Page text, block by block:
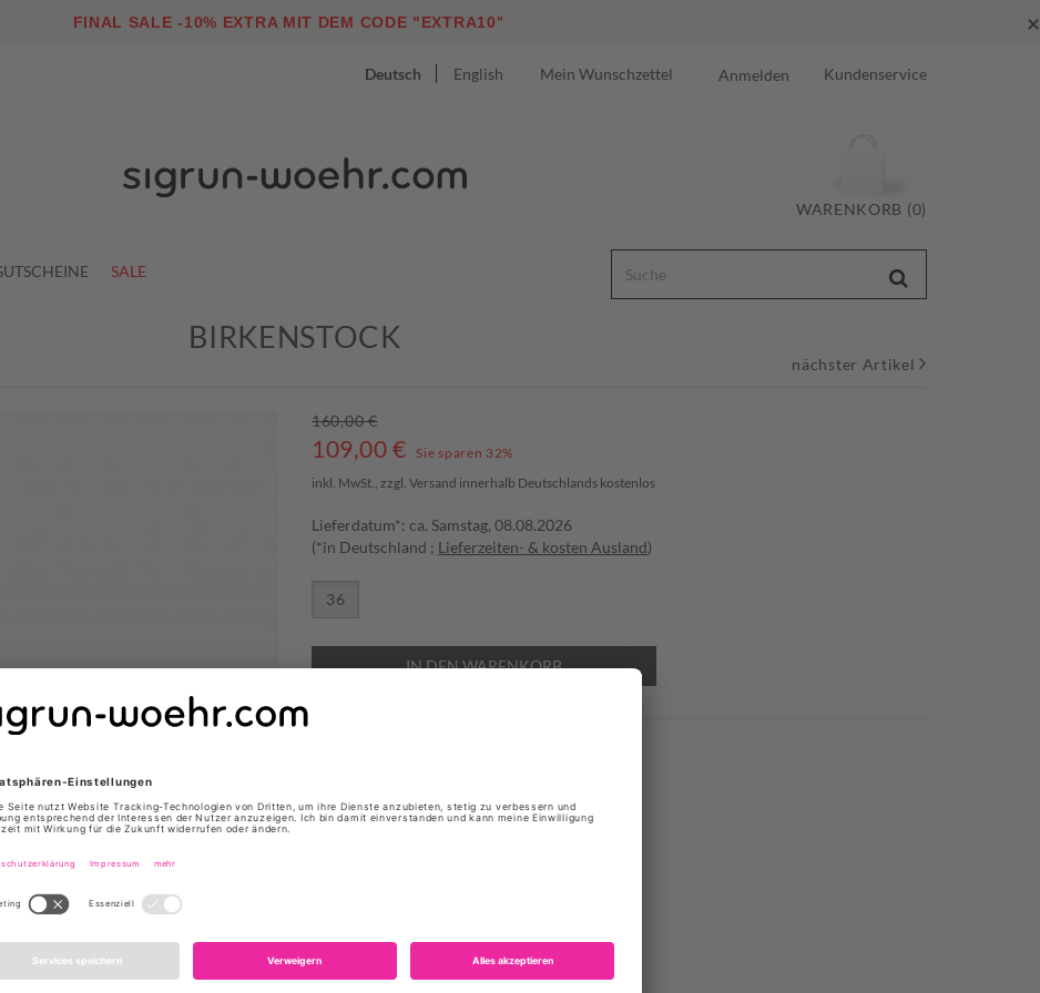
×
FINAL SALE -10% EXTRA MIT DEM CODE "EXTRA10"
Deutsch English Mein Wunschzettel Anmelden Kundenservice
WARENKORB (0)
SALE
BIRKENSTOCK
nächster Artikel
160,00 €
109,00 €
Sie sparen 32%
inkl. MwSt., zzgl. Versand innerhalb Deutschlands kostenlos
Lieferdatum*: ca. Samstag, 08.08.2026
(*in Deutschland ; Lieferzeiten- & kosten Ausland)
36
IN DEN WARENKORB